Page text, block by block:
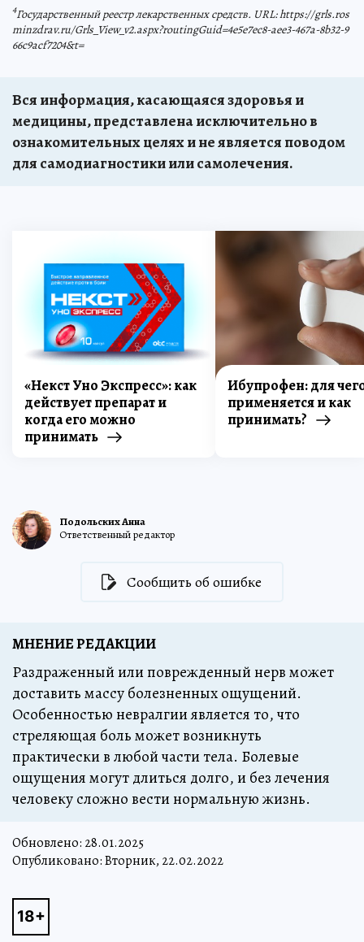
4Государственный реестр лекарственных средств. URL: https://grls.ros
minzdrav.ru/Grls_View_v2.aspx?routingGuid=4e5e7ec8-aee3-467a-8b32-9
66c9acf7204&t=
Вся информация, касающаяся здоровья и
медицины, представлена исключительно в
ознакомительных целях и не является поводом
для самодиагностики или самолечения.
«Некст Уно Экспресс»: как
действует препарат и
когда его можно
принимать
Ибупрофен: для
применяется и как
принимать?
Подольских Анна
Ответственный редактор
Сообщить об ошибке
МНЕНИЕ РЕДАКЦИИ
Раздраженный или поврежденный нерв может
доставить массу болезненных ощущений.
Особенностью невралгии является то, что
стреляющая боль может возникнуть
практически в любой части тела. Болевые
ощущения могут длиться долго, и без лечения
человеку сложно вести нормальную жизнь.
Обновлено: 28.01.2025
Опубликовано: Вторник, 22.02.2022